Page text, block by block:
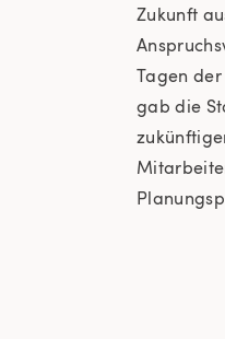
Zukunft
Tagen
gab die